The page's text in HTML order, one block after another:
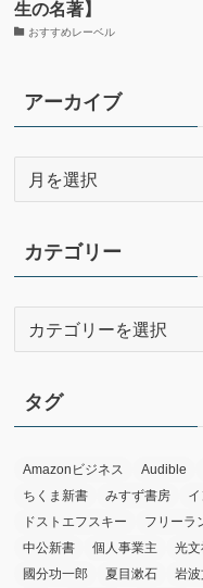
生の名著】
おすすめレーベル
アーカイブ
イ
ブ
カテゴリー
リ
ー
タグ
Amazonビジネス Audible
ちくま新書
みすず書房
ドストエフスキー
フリーラ
中公新書
個人事業主 光
國分功一郎
夏目漱石 岩